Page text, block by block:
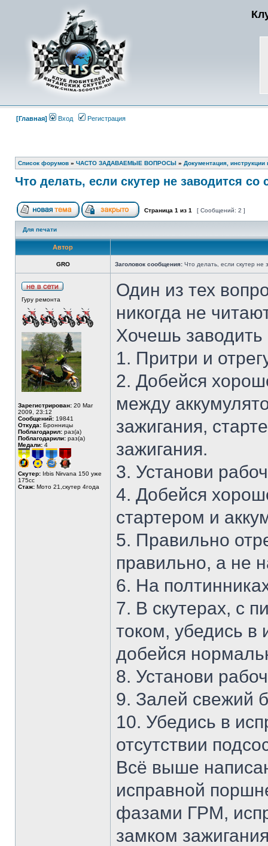
[Главная] Вход Регистрация
Список форумов » ЧАСТО ЗАДАВАЕМЫЕ ВОПРОСЫ » Документация, инструкции
Что делать, если скутер не заводится со
Страница 1 из 1 [ Сообщений: 2 ]
Для печати
Автор
GRO Заголовок сообщения: Что делать, если скутер не
Гуру ремонта
Зарегистрирован: 20 Mar
2009, 23:12
Сообщений: 19841
Откуда: Бронницы
Поблагодарил: раз(а)
Поблагодарили: раз(а)
Медали: 4
Скутер: Irbis Nirvana 150 уже
175сс
Стаж: Мото 21,скутер 4года
Один из тех
никогда не
Хочешь
1. Притри и
2. Добейся
между
зажигания,
зажигания.
3. Установи
4. Добейся
стартером и
5. Правильно
правильно, а не
6. На
7. В скутерах, с
током, убедись в
добейся
8. Установи
9. Залей свежий
10. Убедись в
отсутствии
Всё выше
исправной
фазами ГРМ,
замком